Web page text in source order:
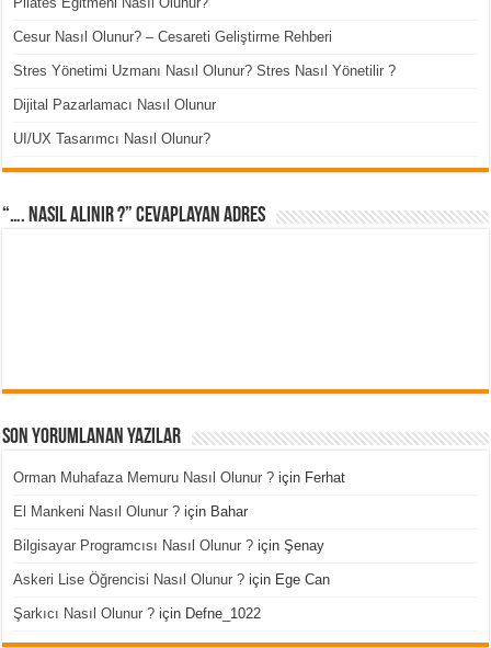
Cesur Nasıl Olunur? – Cesareti Geliştirme Rehberi
Stres Yönetimi Uzmanı Nasıl Olunur? Stres Nasıl Yönetilir ?
Dijital Pazarlamacı Nasıl Olunur
UI/UX Tasarımcı Nasıl Olunur?
“…. Nasıl Alınır ?” cevaplayan adres
Son Yorumlanan Yazılar
Orman Muhafaza Memuru Nasıl Olunur ? için Ferhat
El Mankeni Nasıl Olunur ? için Bahar
Bilgisayar Programcısı Nasıl Olunur ? içinŞenay
Askeri Lise Öğrencisi Nasıl Olunur ? için Ege Can
Şarkıcı Nasıl Olunur ? için Defne_1022